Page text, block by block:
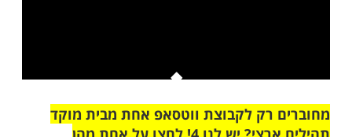
לטעון את המדיה, או מכיוון שהרשת או
כשלו או מכיוון שהפורמט אינו נתמך.